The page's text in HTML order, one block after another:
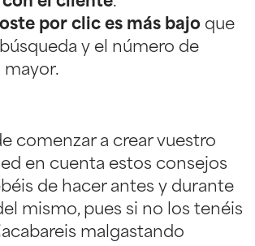
por clic es más bajo que
y el número de
mayor.
comenzar a crear vuestro
en cuenta estos consejos
de hacer antes y durante
mismo, pues si no los tenéis
malgastando